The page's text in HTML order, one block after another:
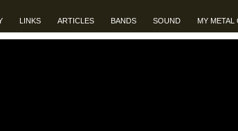
LINKS ARTICLES BANDS SOUND MY METAL